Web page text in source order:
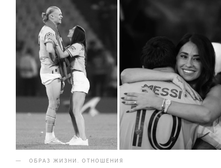
ОБРАЗ ЖИЗНИ ОТНОШЕНИЯ